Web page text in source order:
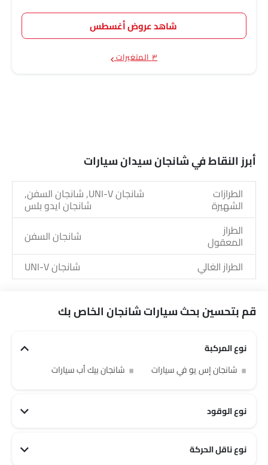
شاهد عروض أغسطس
٣ المتغيرات
أبرز النقاط في شانجان سيدان سيارات
الطرازات
الشهيرة
شانجان UNI-V, شانجان السفن,
شانجان ايدو بلس
الطراز
المعقول
شانجان السفن
الطراز الغالي
شانجان UNI-V
قم بتحسين بحث سيارات شانجان الخاص بك
نوع المركبة
شانجان إس يو في سيارات
شانجان بيك أب سيارات
نوع الوقود
نوع ناقل الحركة